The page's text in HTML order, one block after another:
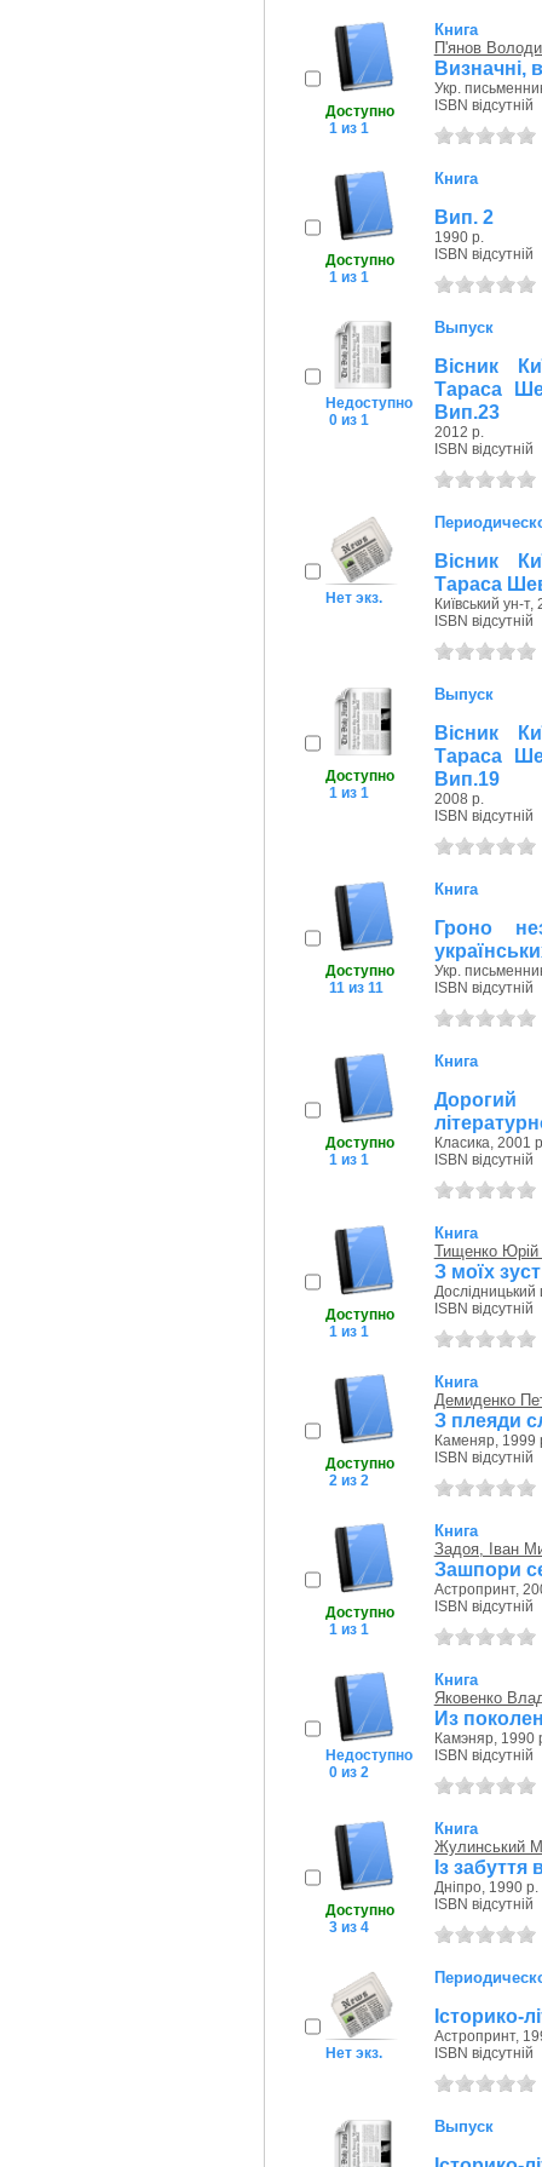
Доступно
1 из 1
Книга
П'янов
Визначні,
Укр.
ISBN відсутній
Доступно
1 из 1
Книга
Вип. 2
1990 р.
ISBN відсутній
Недоступно
0 из 1
Выпуск
Вісник
Тараса
Вип.23
2012 р.
ISBN відсутній
Нет экз.
Вісник
Тараса
Київський ун-т,
ISBN відсутній
Доступно
1 из 1
Выпуск
Вісник
Тараса
Вип.19
2008 р.
ISBN відсутній
Доступно
11 из 11
Книга
Гроно
Укр.
ISBN відсутній
Доступно
1 из 1
Книга
Дорогий
Класика, 2001
ISBN відсутній
Доступно
1 из 1
Книга
Тищенко Юрій
З моїх
Дослідницький
ISBN відсутній
Доступно
2 из 2
Книга
Демиденко
З плеяди
Каменяр, 1999
ISBN відсутній
Доступно
1 из 1
Книга
Задоя, Іван
Зашпори
Астропринт,
ISBN відсутній
Недоступно
0 из 2
Книга
Яковенко
Из
Камэняр, 1990
ISBN відсутній
Доступно
3 из 4
Книга
Жулинський
Із
Дніпро, 1990 р.
ISBN відсутній
Нет экз.
Історико-
Астропринт,
ISBN відсутній
Выпуск